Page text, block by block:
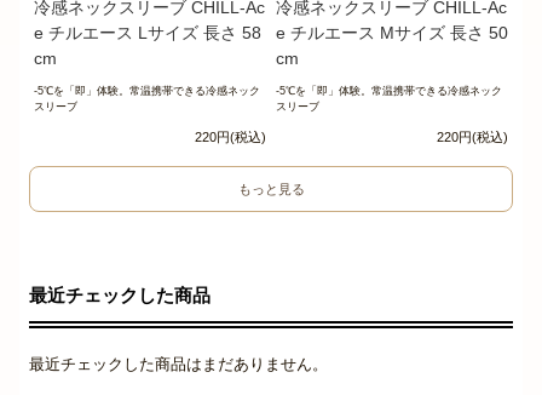
冷感ネックスリーブ CHILL-Ac
e チルエース Lサイズ 長さ 58
cm
-5℃を「即」体験。常温携帯できる冷感ネック
スリーブ
220円(税込)
冷感ネックスリーブ CHILL-Ac
e チルエース Mサイズ 長さ 50
cm
-5℃を「即」体験。常温携帯できる冷感ネック
スリーブ
220円(税込)
もっと見る
最近チェックした商品
最近チェックした商品はまだありません。